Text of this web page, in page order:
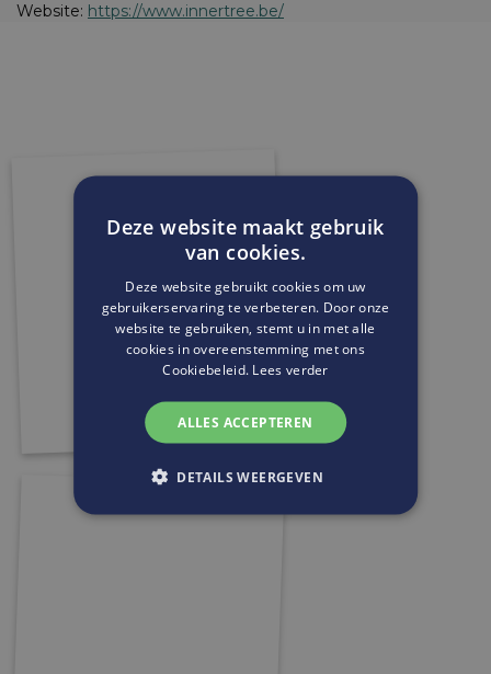
Website: https://www.innertree.be/
Deze website maakt gebruik
van cookies.
Deze website gebruikt cookies om uw
gebruikerservaring te verbeteren. Door onze
website te gebruiken, stemt u in met alle
cookies in overeenstemming met ons
Cookiebeleid. Lees verder
ALLES ACCEPTEREN
DETAILS WEERGEVEN